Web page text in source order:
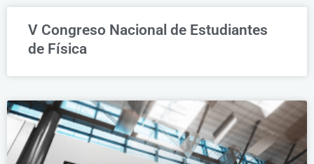
V Congreso Nacional de Estudiantes
de Física